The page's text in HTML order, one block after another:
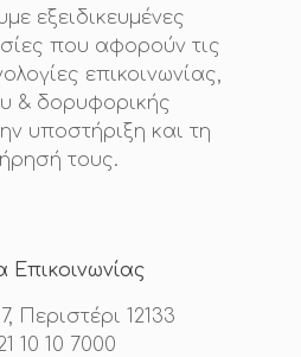
εξειδικευμένες
που αφορούν τις
επικοινωνίας,
& δορυφορικής
υποστήριξη και τη
τους.
Επικοινωνίας
Περιστέρι 12133
10 10 7000
Λύσεις Τεχνολογίας
Οικιακοί Πελάτες